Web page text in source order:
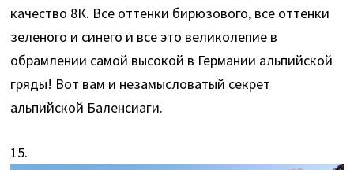
качество 8К. Все оттенки бирюзового, все оттенки
зеленого и синего и все это великолепие в
обрамлении самой высокой в Германии альпийской
гряды! Вот вам и незамысловатый секрет
альпийской Баленсиаги.
15.